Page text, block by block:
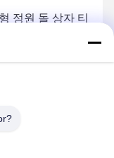
정원 돌 상자 티